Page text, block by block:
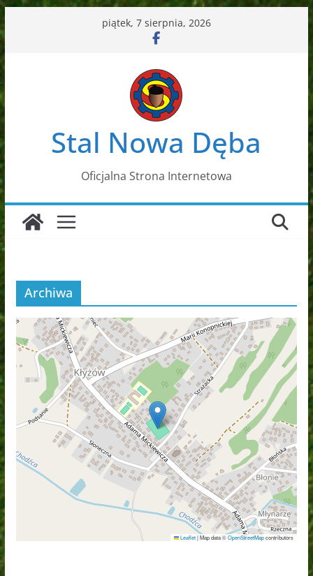
Przejdź
do
treści
piątek, 7 sierpnia, 2026
Stal Nowa Dęba
Oficjalna Strona Internetowa
Archiwa
Leaflet |Map data ©OpenStreetMapcontributors